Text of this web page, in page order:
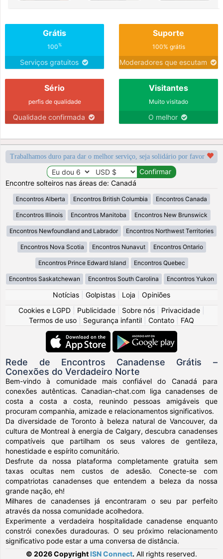
Grátis
100%
Serviços gratuitos
Suporte
100% grátis
Moderadores que escutam
Sério
perfis de qualidade
Qualidade confirmada
Visitantes
Muito visitado
O melhor
Trabalhamos duro para dar o melhor serviço, seja solidário por favor
Encontre solteiros nas áreas de: Canadá
Encontros Alberta Encontros British Columbia Encontros Canada
Encontros Illinois Encontros Manitoba Encontros New Brunswick
Encontros Newfoundland and Labrador Encontros Northwest Territories
Encontros Nova Scotia Encontros Nunavut Encontros Ontario
Encontros Prince Edward Island Encontros Quebec
Encontros Saskatchewan Encontros South Carolina Encontros Yukon
Notícias Golpistas Loja
Opiniões
Cookies e LGPD
Publicidade Sobre nós Privacidade
Termos de uso
Segurança infantil Contato FAQ
Rede de Encontros Canadense Grátis –
Conexões do Verdadeiro Norte
Bem-vindo à comunidade mais confiável do Canadá para
conexões autênticas. Canadian-chat.com liga canadenses de
costa a costa a costa, reunindo pessoas amigáveis que
procuram companhia, amizade e relacionamentos significativos.
Da diversidade de Toronto à beleza natural de Vancouver, da
cultura de Montreal à energia de Calgary, descubra canadenses
compatíveis que partilham os seus valores de gentileza,
honestidade e espírito comunitário.
Desfrute da nossa plataforma completamente gratuita sem
taxas ocultas nem custos de adesão. Conecte-se com
compatriotas canadenses que entendem a beleza da nossa
grande nação, eh!
Milhares de canadenses já encontraram o seu par perfeito
através da nossa comunidade acolhedora.
Experimente a verdadeira hospitalidade canadense enquanto
constrói conexões duradouras. O seu próximo relacionamento
significativo pode estar a uma conversa de distância.
© 2026 Copyright ISN Connect. All rights reserved.